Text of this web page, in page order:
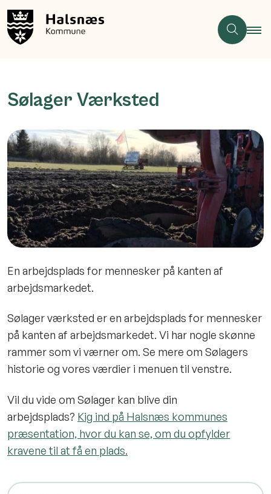
Sølager Værksted
En arbejdsplads for mennesker på kanten af
arbejdsmarkedet.
Sølager værksted er en arbejdsplads for mennesker
på kanten af arbejdsmarkedet. Vi har nogle skønne
rammer som vi værner om. Se mere om Sølagers
historie og vores værdier i menuen til venstre.
Vil du vide om Sølager kan blive din
arbejdsplads? Kig ind på Halsnæs kommunes
præsentation, hvor du kan se, om du opfylder
kravene til at få en plads.